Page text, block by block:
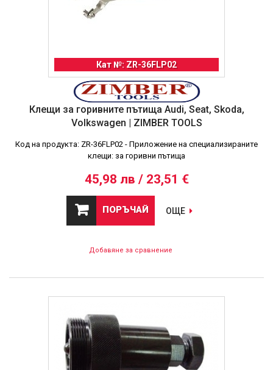
Кат №: ZR-36FLP02
Клещи за горивните пътища Audi, Seat, Skoda,
Volkswagen | ZIMBER TOOLS
Код на продукта: ZR-36FLP02 - Приложение на специализираните
клещи: за горивни пътища
45,98 лв / 23,51 €
ПОРЪЧАЙ ОЩЕ
Добавяне за сравнение